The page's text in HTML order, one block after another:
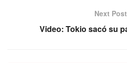
Next Post
Video: Tokio sacó su